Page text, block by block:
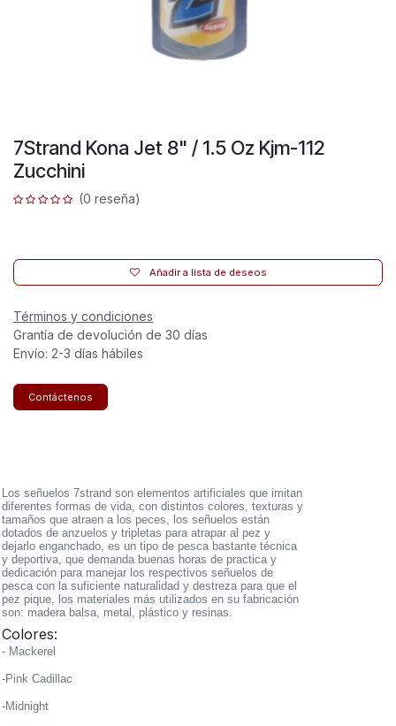
7Strand Kona Jet 8" / 1.5 Oz Kjm-112
Zucchini
(0 reseña)
Añadir a lista de deseos
Términos y condiciones
Grantía de devolución de 30 días
Envío: 2-3 días hábiles
Contáctenos
Los señuelos 7strand son elementos artificiales que imitan
diferentes formas de vida, con distintos colores, texturas y
tamaños que atraen a los peces, los señuelos están
dotados de anzuelos y tripletas para atrapar al pez y
dejarlo enganchado, es un tipo de pesca bastante técnica
y deportiva, que demanda buenas horas de practica y
dedicación para manejar los respectivos señuelos de
pesca con la suficiente naturalidad y destreza para que el
pez pique, los materiales más utilizados en su fabricación
son: madera balsa, metal, plástico y resinas.
Colores:
- Mackerel
-Pink Cadillac
-Midnight